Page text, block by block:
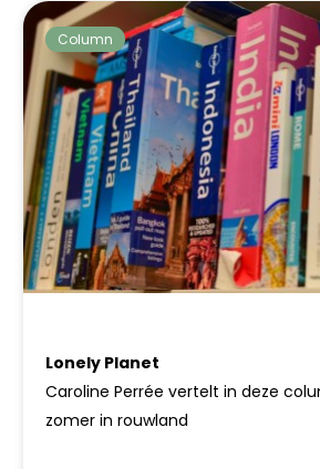
Column
Lonely Planet
Caroline Perrée vertelt in deze
zomer in rouwland